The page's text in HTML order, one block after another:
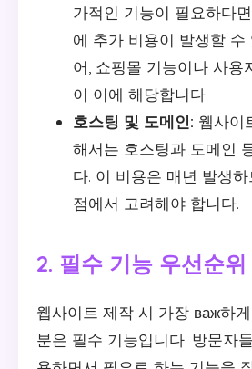
가적인 기능이 필요하다
에 추가 비용이 발생할 수
어, 쇼핑몰 기능이나 사용
이 이에 해당합니다.
호스팅 및 도메인: 웹사이
해서는 호스팅과 도메인
다. 이 비용은 매년 발생
점에서 고려해야 합니다.
2. 필수 기능 우선순위
웹사이트 제작 시 가장 важ하
분은 필수 기능입니다. 방문자